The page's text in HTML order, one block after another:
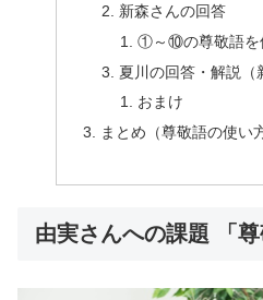
新森さんの回答
①～⑩の尊敬語を
夏川の回答・解説（
おまけ
まとめ（尊敬語の使い
由実さんへの課題 「尊